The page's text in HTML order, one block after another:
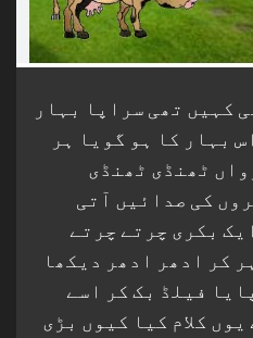
کہیں تھی سراپا بہار
بہار کا ہو گویا ہر
ٹھنڈی ٹھنڈی
کی صدائیں آتی
بکری چرتے چرتے
کر ادھر ادھر دیکھا
فیلڈ بک کر اسے
کلام کیا کیوں بڑی